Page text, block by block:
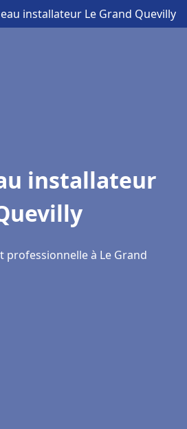
installateur Le Grand Quevilly
installateur
à Le Grand